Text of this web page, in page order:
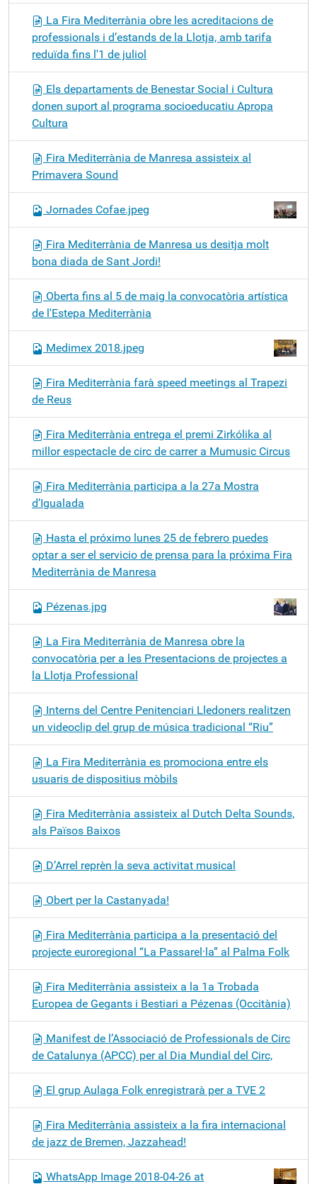
La Fira Mediterrània obre les acreditacions de
professionals i d’estands de la Llotja, amb tarifa
reduïda fins l'1 de juliol
Els departaments de Benestar Social i Cultura
donen suport al programa socioeducatiu Apropa
Cultura
Fira Mediterrània de Manresa assisteix al
Primavera Sound
Jornades Cofae.jpeg
Fira Mediterrània de Manresa us desitja molt
bona diada de Sant Jordi!
Oberta fins al 5 de maig la convocatòria artística
de l'Estepa Mediterrània
Medimex 2018.jpeg
Fira Mediterrània farà speed meetings al Trapezi
de Reus
Fira Mediterrània entrega el premi Zirkólika al
millor espectacle de circ de carrer a Mumusic Circus
Fira Mediterrània participa a la 27a Mostra
d’Igualada
Hasta el próximo lunes 25 de febrero puedes
optar a ser el servicio de prensa para la próxima Fira
Mediterrània de Manresa
Pézenas.jpg
La Fira Mediterrània de Manresa obre la
convocatòria per a les Presentacions de projectes a
la Llotja Professional
Interns del Centre Penitenciari Lledoners realitzen
un videoclip del grup de música tradicional “Riu”
La Fira Mediterrània es promociona entre els
usuaris de dispositius mòbils
Fira Mediterrània assisteix al Dutch Delta Sounds,
als Països Baixos
D’Arrel reprèn la seva activitat musical
Obert per la Castanyada!
Fira Mediterrània participa a la presentació del
projecte euroregional “La Passarel·la” al Palma Folk
Fira Mediterrània assisteix a la 1a Trobada
Europea de Gegants i Bestiari a Pézenas (Occitània)
Manifest de l’Associació de Professionals de Circ
de Catalunya (APCC) per al Dia Mundial del Circ,
El grup Aulaga Folk enregistrarà per a TVE 2
Fira Mediterrània assisteix a la fira internacional
de jazz de Bremen, Jazzahead!
WhatsApp Image 2018-04-26 at